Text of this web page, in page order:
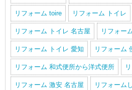
リフォーム toire リフォーム トイレ
リフォーム トイレ 名古屋 リフォー
リフォーム トイレ 愛知 リフォーム
リフォーム 和式便所から洋式便所
リフォーム 激安 名古屋 リフォーム